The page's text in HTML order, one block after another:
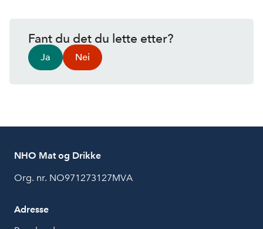
Fant du det du lette etter?
Ja Nei
NHO Mat og Drikke
Org. nr. NO971273127MVA
Adresse